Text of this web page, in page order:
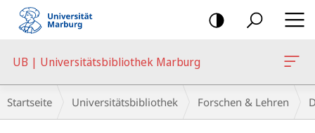
Mobile-
Navigation
UB | Universitätsbibliothek Marburg
Breadcrumb-
Navigation
Startseite Universitätsbibliothek Forschen & Lehren